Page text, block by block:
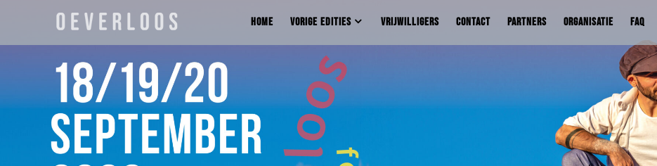
HOME VORIGE EDITIES VRIJWILLIGERS CONTACT PARTNERS ORGANISATIE FAQ